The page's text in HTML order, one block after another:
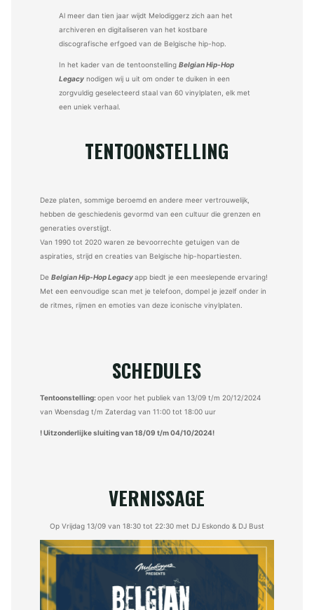
Al meer dan tien jaar wijdt Melodiggerz zich aan het
archiveren en digitaliseren van het kostbare
discografische erfgoed van de Belgische hip-hop.
In het kader van de tentoonstelling Belgian Hip-Hop
Legacynodigen wij u uit om onder te duiken in een
zorgvuldig geselecteerd staal van 60 vinylplaten, elk met
een uniek verhaal.
TENTOONSTELLING
Deze platen, sommige beroemd en andere meer vertrouwelijk,
hebben de geschiedenis gevormd van een cultuur die grenzen en
generaties overstijgt.
Van 1990 tot 2020 waren ze bevoorrechte getuigen van de
aspiraties, strijd en creaties van Belgische hip-hopartiesten.
DeBelgian Hip-Hop Legacyapp biedt je een meeslepende ervaring!
Met een eenvoudige scan met je telefoon, dompel je jezelf onder in
de ritmes, rijmen en emoties van deze iconische vinylplaten.
SCHEDULES
Tentoonstelling:open voor het publiek van 13/09 t/m 20/12/2024
van Woensdag t/m Zaterdag van 11:00 tot 18:00 uur
! Uitzonderlijke sluiting van 18/09 t/m 04/10/2024!
VERNISSAGE
Op Vrijdag 13/09 van 18:30 tot 22:30 met DJ Eskondo & DJ Bust